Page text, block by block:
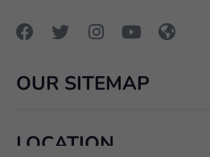
OUR SITEMAP
LOCATION